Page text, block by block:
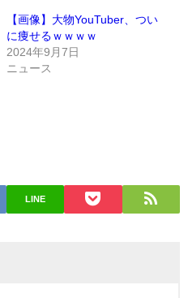
【画像】大物YouTuber、つい
に痩せるｗｗｗｗ
2024年9月7日
ニュース
LINE